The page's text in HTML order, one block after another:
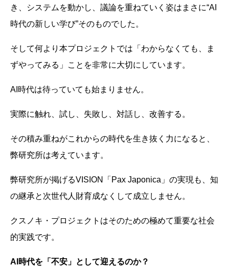
き、システムを動かし、議論を重ねていく姿はまさに“AI
時代の新しい学び”そのものでした。
そして何より本プロジェクトでは「わからなくても、ま
ずやってみる」ことを非常に大切にしています。
AI時代は待っていても始まりません。
実際に触れ、試し、失敗し、対話し、改善する。
その積み重ねがこれからの時代を生き抜く力になると、
弊研究所は考えています。
弊研究所が掲げるVISION「Pax Japonica」の実現も、知
の継承と次世代人財育成なくして成立しません。
クスノキ・プロジェクトはそのための極めて重要な社会
的実践です。
AI時代を「不安」として迎えるのか？